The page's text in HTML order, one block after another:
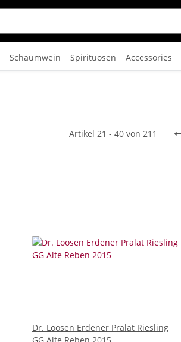
Schaumwein Spirituosen Accessories
Artikel 21 - 40 von 211
Dr. Loosen Erdener Prälat Riesling